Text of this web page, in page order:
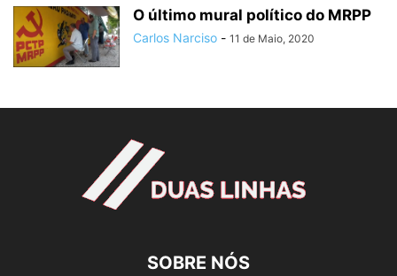
O último mural político do MRPP
Carlos Narciso - 11 de Maio, 2020
SOBRE NÓS